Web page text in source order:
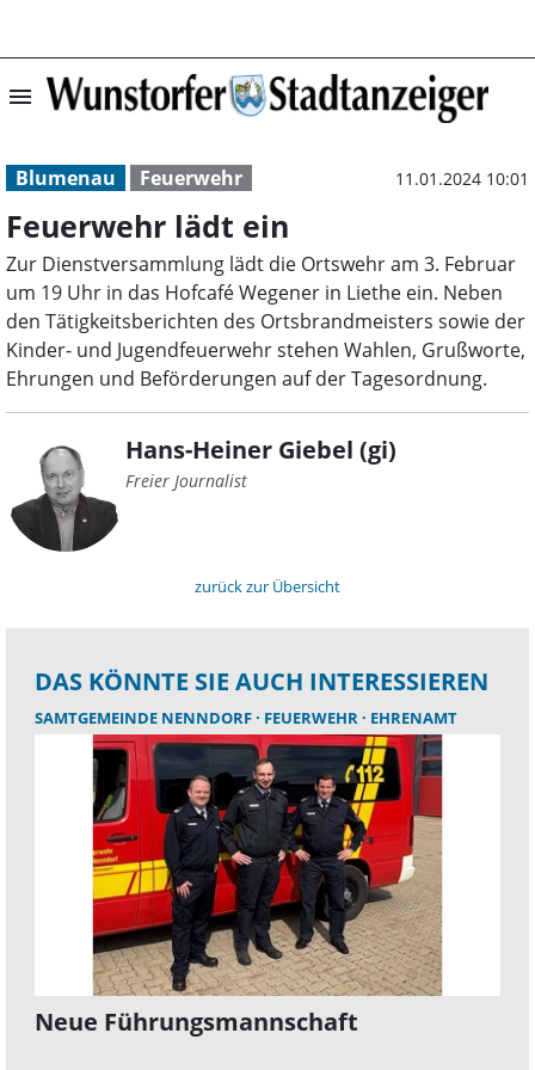
menu Feuerwehr lädt
Blumenau Feuerwehr 11.01.2024 10:01
Feuerwehr lädt ein
Zur Dienstversammlung lädt die Ortswehr am 3. Februar
um 19 Uhr in das Hofcafé Wegener in Liethe ein. Neben
den Tätigkeitsberichten des Ortsbrandmeisters sowie der
Kinder- und Jugendfeuerwehr stehen Wahlen, Grußworte,
Ehrungen und Beförderungen auf der Tagesordnung.
Hans-Heiner Giebel (gi)
Freier Journalist
zurück zur Übersicht
DAS KÖNNTE SIE AUCH INTERESSIEREN
SAMTGEMEINDE NENNDORF FEUERWEHR EHRENAMT
Neue Führungsmannschaft